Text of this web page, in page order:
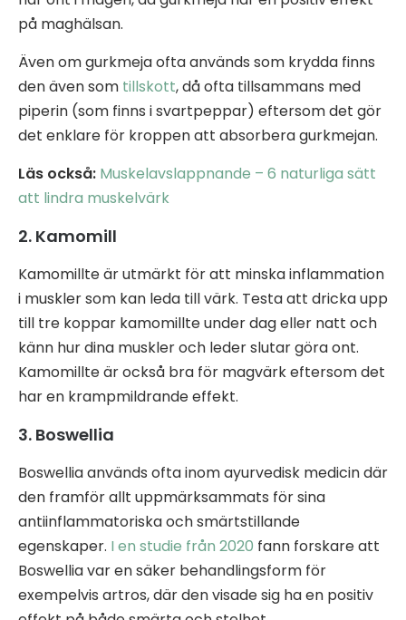
på maghälsan.
Även om gurkmeja ofta används som krydda finns
den även som tillskott, då ofta tillsammans med
piperin (som finns i svartpeppar) eftersom det gör
det enklare för kroppen att absorbera gurkmejan.
Läs också: Muskelavslappnande – 6 naturliga sätt
att lindra muskelvärk
2. Kamomill
Kamomillte är utmärkt för att minska inflammation
i muskler som kan leda till värk. Testa att dricka upp
till tre koppar kamomillte under dag eller natt och
känn hur dina muskler och leder slutar göra ont.
Kamomillte är också bra för magvärk eftersom det
har en krampmildrande effekt.
3. Boswellia
Boswellia används ofta inom ayurvedisk medicin där
den framför allt uppmärksammats för sina
antiinflammatoriska och smärtstillande
egenskaper. I en studie från 2020 fann forskare att
Boswellia var en säker behandlingsform för
exempelvis artros, där den visade sig ha en positiv